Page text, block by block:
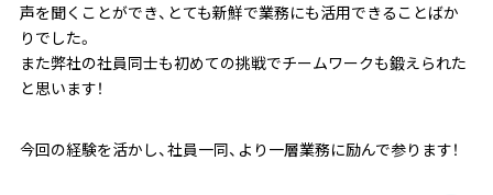
声を聞くことができ、とても新鮮で業務にも活用できることばか
りでした。
また弊社の社員同士も初めての挑戦でチームワークも鍛えられた
と思います！
今回の経験を活かし、社員一同、より一層業務に励んで参ります！